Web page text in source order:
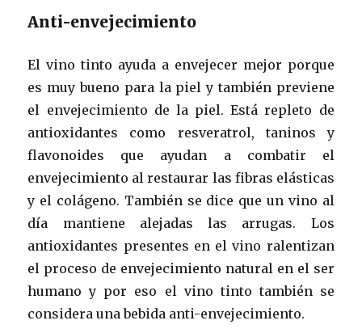
Anti-envejecimiento
El vino tinto ayuda a envejecer mejor porque
es muy bueno para la piel y también previene
el envejecimiento de la piel. Está repleto de
antioxidantes como resveratrol, taninos y
flavonoides que ayudan a combatir el
envejecimiento al restaurar las fibras elásticas
y el colágeno. También se dice que un vino al
día mantiene alejadas las arrugas. Los
antioxidantes presentes en el vino ralentizan
el proceso de envejecimiento natural en el ser
humano y por eso el vino tinto también se
considera una bebida anti-envejecimiento.